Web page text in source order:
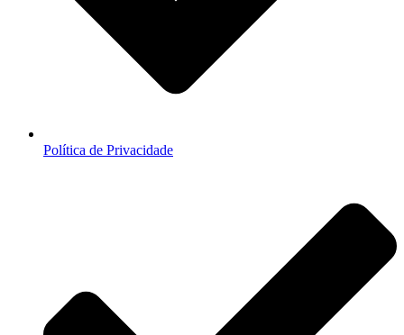
Política de Privacidade